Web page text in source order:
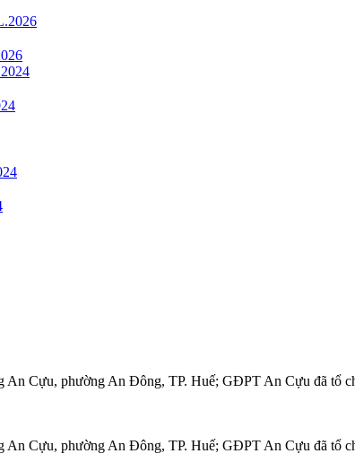
Cựu, phường An Đông, TP. Huế; GĐPT An Cựu đã tổ
Cựu, phường An Đông, TP. Huế; GĐPT An Cựu đã tổ